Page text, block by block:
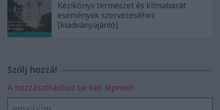
Kézikönyv természet és klímabarát
események szervezéséhez
[kiadványajánló]
Szólj hozzá!
A hozzászóláshoz be kell lépned!